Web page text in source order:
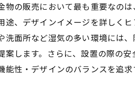
物の販売において最も重要なの
途、デザインイメージを詳しく
洗面所など湿気の多い環境には
案します。さらに、設置の際の
能性・デザインのバランスを追